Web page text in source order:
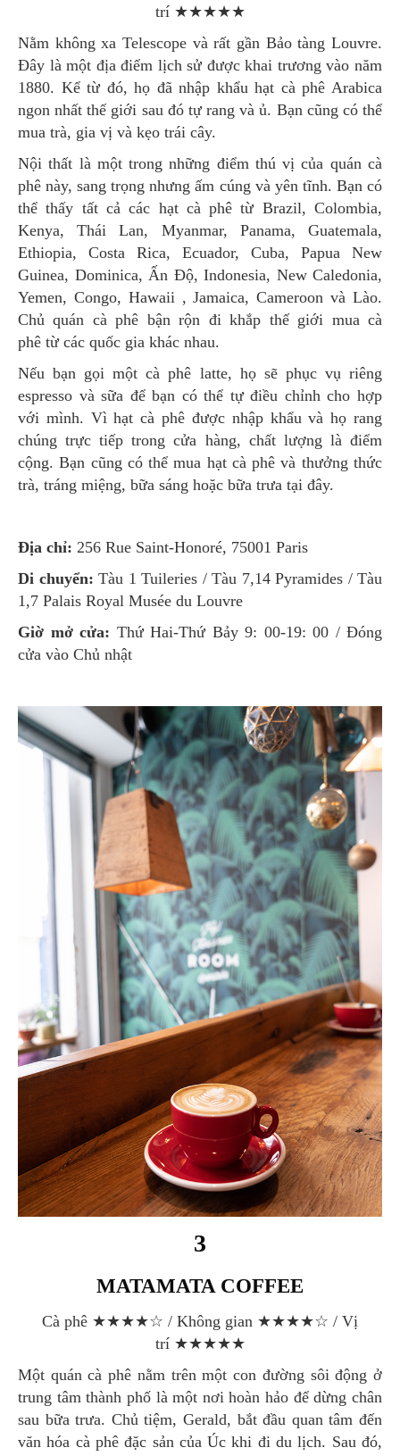
trí ★★★★★
Nằm không xa Telescope và rất gần Bảo tàng Louvre.
Đây là một địa điểm lịch sử được khai trương vào năm
1880. Kể từ đó, họ đã nhập khẩu hạt cà phê Arabica
ngon nhất thế giới sau đó tự rang và ủ. Bạn cũng có thể
mua trà, gia vị và kẹo trái cây.
Nội thất là một trong những điểm thú vị của quán cà
phê này, sang trọng nhưng ấm cúng và yên tĩnh. Bạn có
thể thấy tất cả các hạt cà phê từ Brazil, Colombia,
Kenya, Thái Lan, Myanmar, Panama, Guatemala,
Ethiopia, Costa Rica, Ecuador, Cuba, Papua New
Guinea, Dominica, Ấn Độ, Indonesia, New Caledonia,
Yemen, Congo, Hawaii , Jamaica, Cameroon và Lào.
Chủ quán cà phê bận rộn đi khắp thế giới mua cà
phê từ các quốc gia khác nhau.
Nếu bạn gọi một cà phê latte, họ sẽ phục vụ riêng
espresso và sữa để bạn có thể tự điều chỉnh cho hợp
với mình. Vì hạt cà phê được nhập khẩu và họ rang
chúng trực tiếp trong cửa hàng, chất lượng là điểm
cộng. Bạn cũng có thể mua hạt cà phê và thưởng thức
trà, tráng miệng, bữa sáng hoặc bữa trưa tại đây.
Địa chỉ: 256 Rue Saint-Honoré, 75001 Paris
Di chuyển: Tàu 1 Tuileries / Tàu 7,14 Pyramides / Tàu
1,7 Palais Royal Musée du Louvre
Giờ mở cửa: Thứ Hai-Thứ Bảy 9: 00-19: 00 / Đóng
cửa vào Chủ nhật
3
MATAMATA COFFEE
Cà phê ★★★★☆ / Không gian ★★★★☆ / Vị
trí ★★★★★
Một quán cà phê nằm trên một con đường sôi động ở
trung tâm thành phố là một nơi hoàn hảo để dừng chân
sau bữa trưa. Chủ tiệm, Gerald, bắt đầu quan tâm đến
văn hóa cà phê đặc sản của Úc khi đi du lịch. Sau đó,